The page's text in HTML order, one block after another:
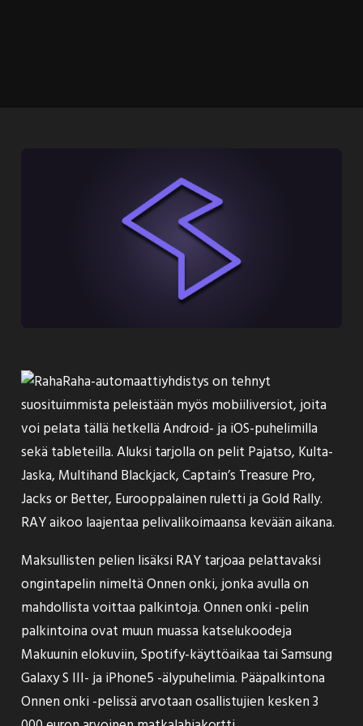
Raha-automaattiyhdistys on tehnyt
suosituimmista peleistään myös mobiiliversiot, joita
voi pelata tällä hetkellä Android- ja iOS-puhelimilla
sekä tableteilla. Aluksi tarjolla on pelit Pajatso, Kulta-
Jaska, Multihand Blackjack, Captain’s Treasure Pro,
Jacks or Better, Eurooppalainen ruletti ja Gold Rally.
RAY aikoo laajentaa pelivalikoimaansa kevään aikana.
Maksullisten pelien lisäksi RAY tarjoaa pelattavaksi
ongintapelin nimeltä Onnen onki, jonka avulla on
mahdollista voittaa palkintoja. Onnen onki -pelin
palkintoina ovat muun muassa katselukoodeja
Makuunin elokuviin, Spotify-käyttöaikaa tai Samsung
Galaxy S III- ja iPhone5 -älypuhelimia. Pääpalkintona
Onnen onki -pelissä arvotaan osallistujien kesken 3